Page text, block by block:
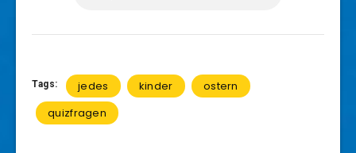
Tags: jedes kinder
ostern
quizfragen